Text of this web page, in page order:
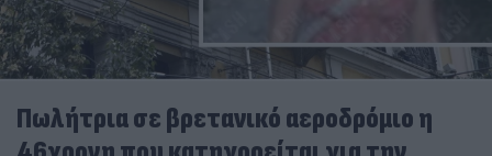
Πωλήτρια σε βρετανικό αεροδρόμιο η